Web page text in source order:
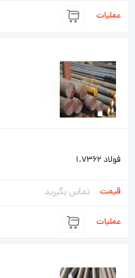
فولاد 1.7362
تماس بگیرید